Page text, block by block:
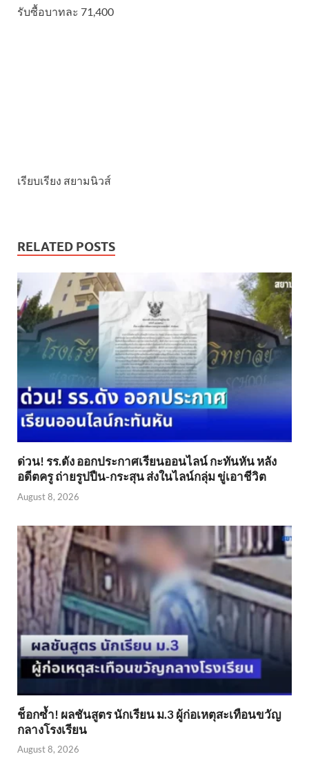
รับซื้อบาทละ 71,400
เรียบเรียง สยามนิวส์
RELATED POSTS
ด่วน! รร.ดัง ออกประกาศเรียนออนไลน์ กะทันหัน หลัง
อดีตครู ถ่ายรูปปืน-กระสุน ส่งในไลน์กลุ่ม ขู่เอาชีวิต
August 8, 2026
ช็อกซ้ำ! ผลชันสูตร นักเรียน ม.3 ผู้ก่อเหตุสะเทือนขวัญ
กลางโรงเรียน
August 8, 2026